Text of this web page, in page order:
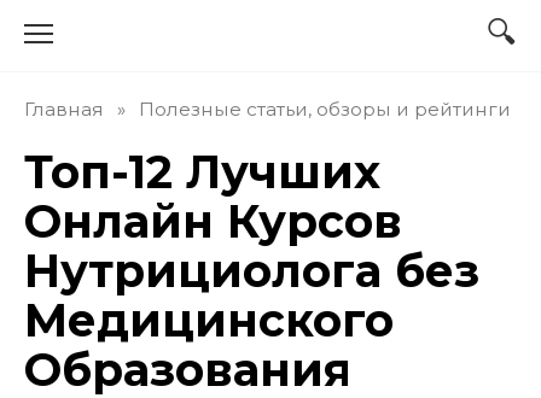
Главная » Полезные статьи, обзоры и рейтинги
Топ-12 Лучших
Онлайн Курсов
Нутрициолога без
Медицинского
Образования